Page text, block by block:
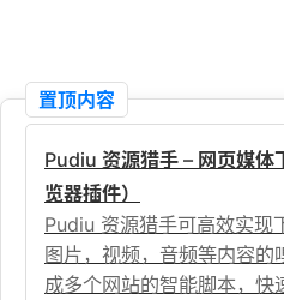
置顶内容
Pudiu 资源猎手 – 网页媒体
览器插件）
Pudiu 资源猎手可高效实现
图片，视频，音频等内容的
成多个网站的智能脚本，快